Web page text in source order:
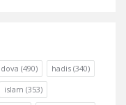
dova (490) hadis (340)
islam (353)